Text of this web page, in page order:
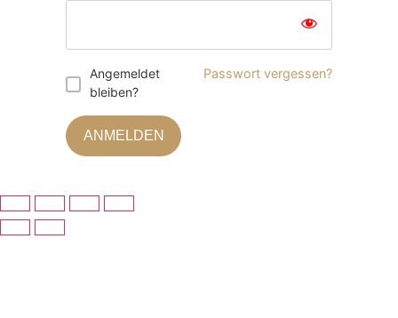
Angemeldet
bleiben?
Passwort vergessen?
ANMELDEN